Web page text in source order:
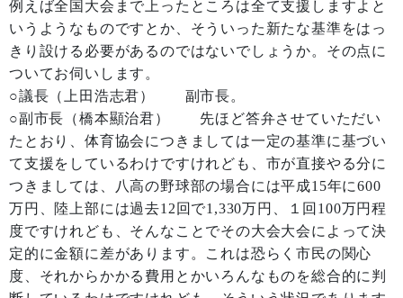
例えば全国大会まで上ったところは全て支援しますよと
いうようなものですとか、そういった新たな基準をはっ
きり設ける必要があるのではないでしょうか。その点に
ついてお伺いします。
○議長（上田浩志君） 副市長。
○副市長（橋本顯治君） 先ほど答弁させていただい
たとおり、体育協会につきましては一定の基準に基づい
て支援をしているわけですけれども、市が直接やる分に
つきましては、八高の野球部の場合には平成15年に600
万円、陸上部には過去12回で1,330万円、１回100万円程
度ですけれども、そんなことでその大会大会によって決
定的に金額に差があります。これは恐らく市民の関心
度、それからかかる費用とかいろんなものを総合的に判